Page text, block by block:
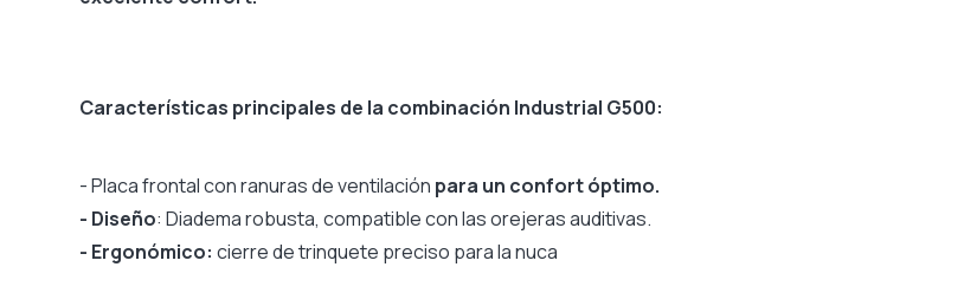
Características principales de la combinación Industrial G500:
- Placa frontal con ranuras de ventilación para un confort óptimo.
- Diseño: Diadema robusta, compatible con las orejeras auditivas.
- Ergonómico: cierre de trinquete preciso para la nuca